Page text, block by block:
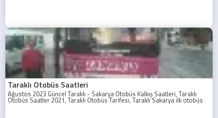
Taraklı Otobüs Saatleri
Ağustos 2023 Güncel Taraklı - Sakarya Otobüs Kalkış Saatleri, Taraklı
Otobüs Saatler 2021, Taraklı Otobüs Tarifesi, Taraklı Sakarya ilk otobüs
ne zaman? Taraklı - Sakarya Son Otobüs Ne zaman? Sakarya Taraklı İlk